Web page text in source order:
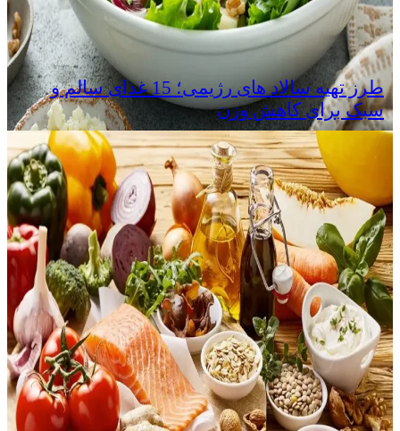
طرز تهیه سالاد های رژیمی؛ 15 غذای سالم و
سبک برای کاهش وزن